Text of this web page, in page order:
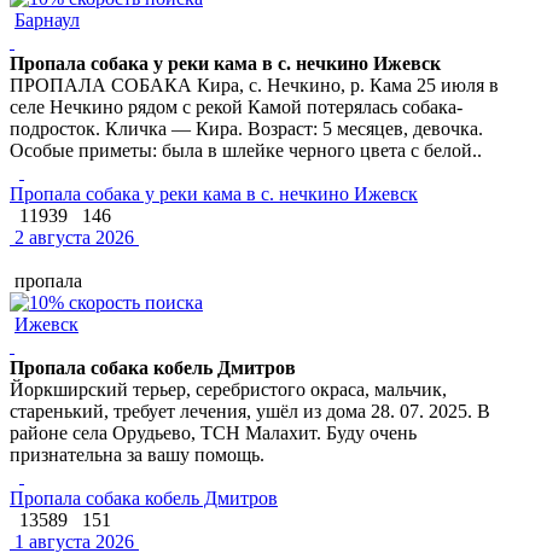
Барнаул
Пропала собака у реки кама в с. нечкино Ижевск
ПРОПАЛА СОБАКА Кира, с. Нечкино, р. Кама 25 июля в
селе Нечкино рядом с рекой Камой потерялась собака-
подросток. Кличка — Кира. Возраст: 5 месяцев, девочка.
Особые приметы: была в шлейке черного цвета с белой..
Пропала собака у реки кама в с. нечкино Ижевск
11939
146
2 августа 2026
пропала
Ижевск
Пропала собака кобель Дмитров
Йоркширский терьер, серебристого окраса, мальчик,
старенький, требует лечения, ушёл из дома 28. 07. 2025. В
районе села Орудьево, ТСН Малахит. Буду очень
признательна за вашу помощь.
Пропала собака кобель Дмитров
13589
151
1 августа 2026